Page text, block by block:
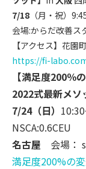
7/18 （月・祝）
会場:からだ改善ス
【アクセス】花園
https://fi-
【満足度200％
2022式最新メソ
7/24（日）
NSCA:0.6CEU
名古屋
会場：
満足度200%の